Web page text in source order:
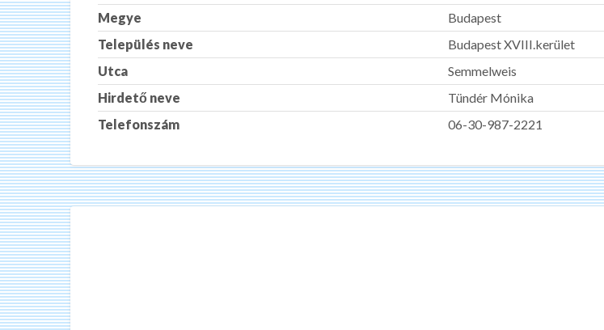
Megye
Budapest
Település neve
Budapest XVIII.kerület
Utca
Semmelweis
Hirdető neve
Tündér Mónika
Telefonszám
06-30-987-2221